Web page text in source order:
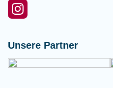
Unsere Partner